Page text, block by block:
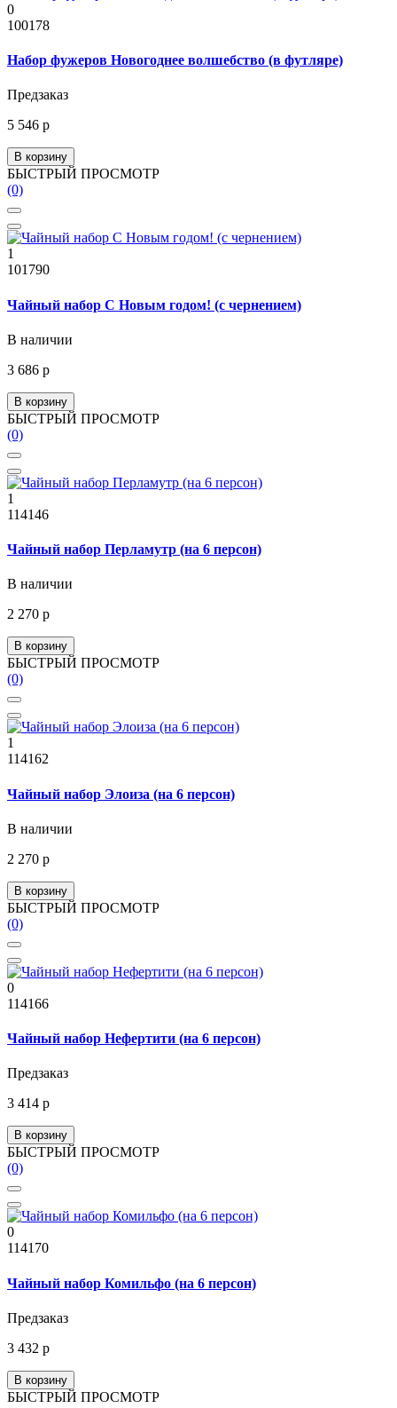
0
100178
Набор фужеров Новогоднее волшебство (в футляре)
Предзаказ
5 546 р
В корзину
БЫСТРЫЙ ПРОСМОТР
(0)
1
101790
Чайный набор С Новым годом! (с чернением)
В наличии
3 686 р
В корзину
БЫСТРЫЙ ПРОСМОТР
(0)
1
114146
Чайный набор Перламутр (на 6 персон)
В наличии
2 270 р
В корзину
БЫСТРЫЙ ПРОСМОТР
(0)
1
114162
Чайный набор Элоиза (на 6 персон)
В наличии
2 270 р
В корзину
БЫСТРЫЙ ПРОСМОТР
(0)
0
114166
Чайный набор Нефертити (на 6 персон)
Предзаказ
3 414 р
В корзину
БЫСТРЫЙ ПРОСМОТР
(0)
0
114170
Чайный набор Комильфо (на 6 персон)
Предзаказ
3 432 р
В корзину
БЫСТРЫЙ ПРОСМОТР